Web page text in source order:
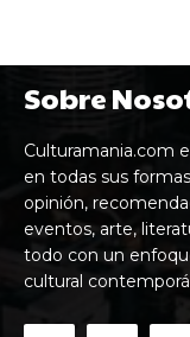
Sobre
Culturamania.com
en todas sus
opinión,
eventos, arte,
todo con un
cultural